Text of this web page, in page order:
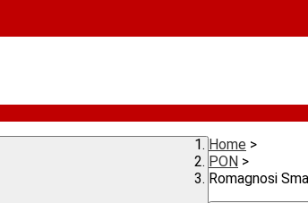
Home >
PON >
Romagnosi